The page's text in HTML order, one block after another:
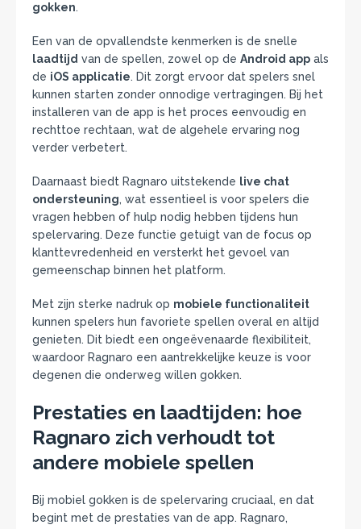
gokken.
Een van de opvallendste kenmerken is de snelle
laadtijd van de spellen, zowel op de Android app als
de iOS applicatie. Dit zorgt ervoor dat spelers snel
kunnen starten zonder onnodige vertragingen. Bij het
installeren van de app is het proces eenvoudig en
rechttoe rechtaan, wat de algehele ervaring nog
verder verbetert.
Daarnaast biedt Ragnaro uitstekende live chat
ondersteuning, wat essentieel is voor spelers die
vragen hebben of hulp nodig hebben tijdens hun
spelervaring. Deze functie getuigt van de focus op
klanttevredenheid en versterkt het gevoel van
gemeenschap binnen het platform.
Met zijn sterke nadruk op mobiele functionaliteit
kunnen spelers hun favoriete spellen overal en altijd
genieten. Dit biedt een ongeëvenaarde flexibiliteit,
waardoor Ragnaro een aantrekkelijke keuze is voor
degenen die onderweg willen gokken.
Prestaties en laadtijden: hoe
Ragnaro zich verhoudt tot
andere mobiele spellen
Bij mobiel gokken is de spelervaring cruciaal, en dat
begint met de prestaties van de app. Ragnaro,